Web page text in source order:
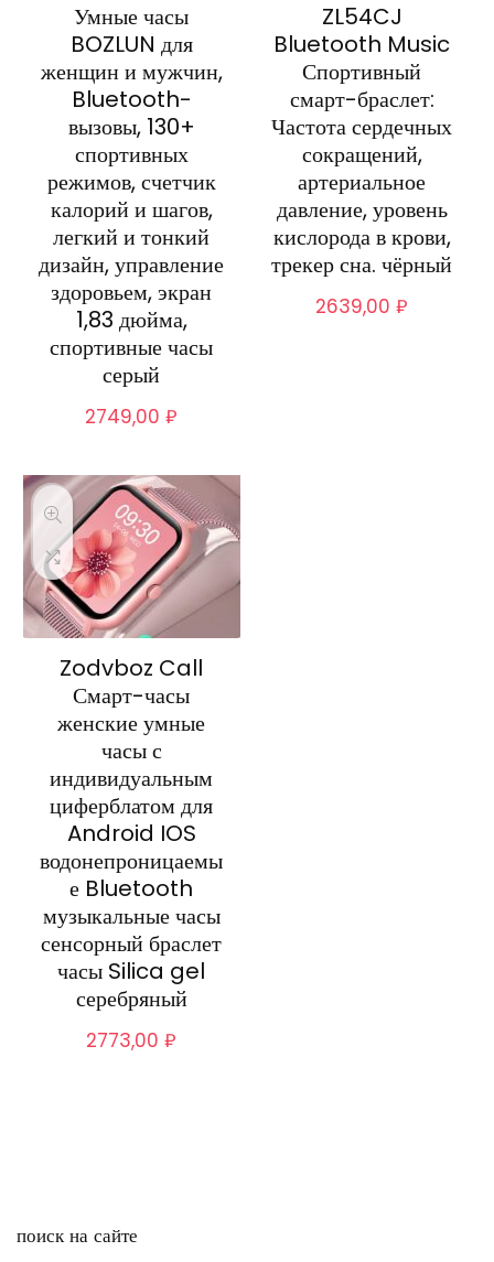
Умные часы
BOZLUN для
женщин и мужчин,
Bluetooth-
вызовы, 130+
спортивных
режимов, счетчик
калорий и шагов,
легкий и тонкий
дизайн, управление
здоровьем, экран
1,83 дюйма,
спортивные часы
серый
2749,00₽
ZL54CJ
Bluetooth Music
Спортивный
смарт-браслет:
Частота сердечных
сокращений,
артериальное
давление, уровень
кислорода в крови,
трекер сна. чёрный
2639,00₽
Zodvboz Call
Смарт-часы
женские умные
часы с
индивидуальным
циферблатом для
Android IOS
водонепроницаемы
е Bluetooth
музыкальные часы
сенсорный браслет
часы Silica gel
серебряный
2773,00₽
поиск на сайте